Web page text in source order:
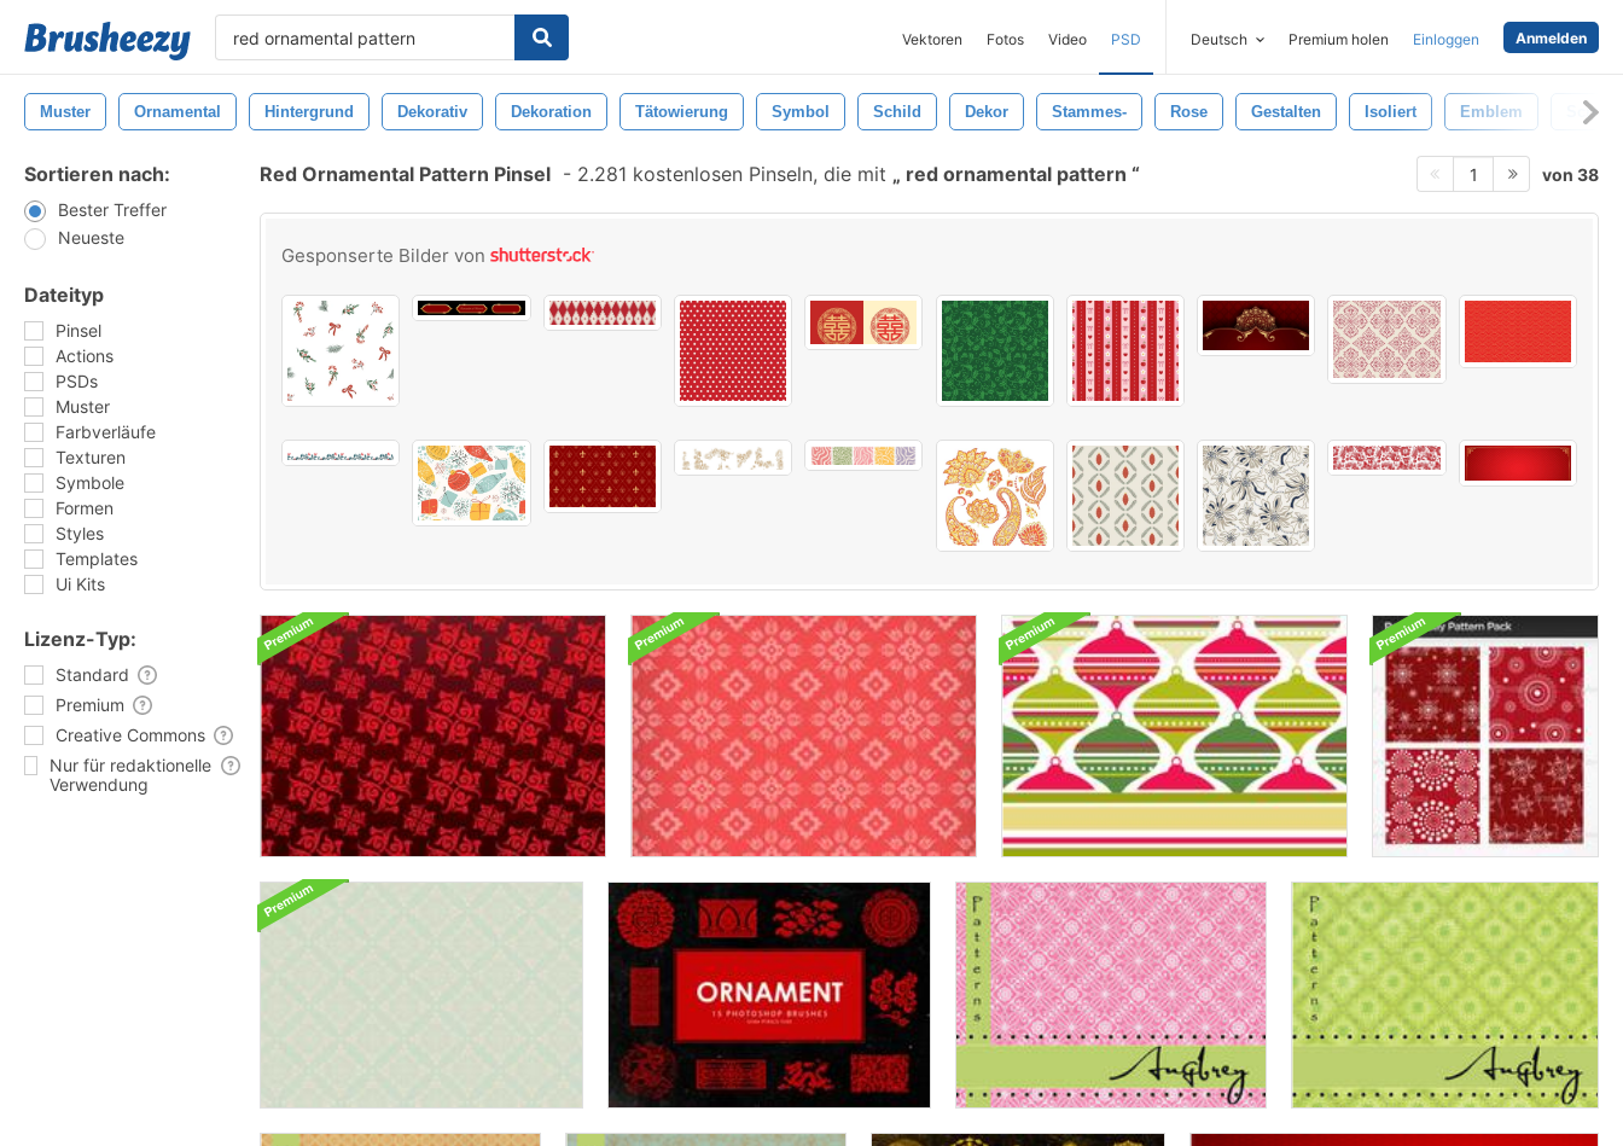
Vektoren Fotos Video PSD Deutsch Premium holen Einloggen Anmelden
Muster Ornamental Hintergrund Dekorativ Dekoration Tätowierung Symbol Schild Dekor Stammes- Rose Gestalten Isoliert Emblem
Sortieren nach:
Bester Treffer
Neueste
Dateityp
Pinsel
Actions
PSDs
Muster
Farbverläufe
Texturen
Symbole
Formen
Styles
Templates
Ui Kits
Lizenz-Typ:
Standard
Premium
Creative Commons
Nur für redaktionelle
Verwendung
Red Ornamental Pattern Pinsel - 2.281 kostenlosen Pinseln, die mit red ornamental pattern 1 von 38
Gesponserte Bilder von